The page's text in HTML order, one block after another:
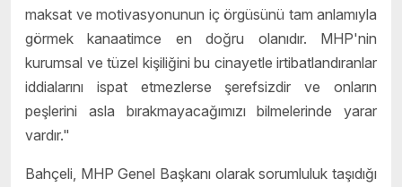
maksat ve motivasyonunun iç örgüsünü tam anlamıyla
görmek kanaatimce en doğru olanıdır. MHP'nin
kurumsal ve tüzel kişiliğini bu cinayetle irtibatlandıranlar
iddialarını ispat etmezlerse şerefsizdir ve onların
peşlerini asla bırakmayacağımızı bilmelerinde yarar
vardır."
Bahçeli, MHP Genel Başkanı olarak sorumluluk taşıdığı